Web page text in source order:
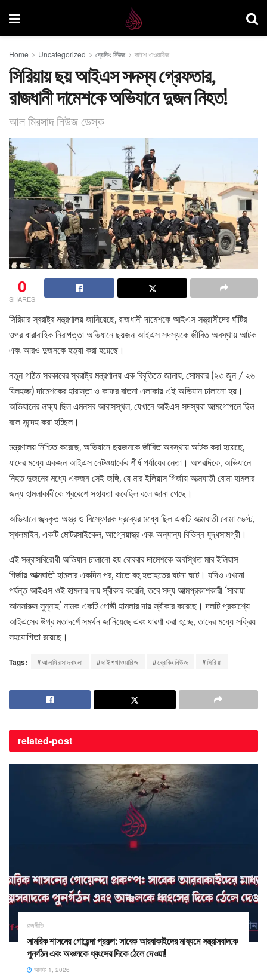
Home Uncategorized ব্রেকিং নিউজ দাঈশ খাওয়ারিজ
সিরিয়ায় ছয় আইএস সদস্য গ্রেফতার,
রাজধানী দামেশকে অভিযানে দুজন নিহত!
আল মিরসাদ নিউজ ডেস্ক
0
SHARES
সিরিয়ার স্বরাষ্ট্র মন্ত্রণালয় জানিয়েছে, রাজধানী দামেশকে আইএস সন্ত্রাসীদের ঘাঁটির
ওপর ধারাবাহিক নিরাপত্তা অভিযানে ছয়জন আইএস সদস্যকে জীবিত অবস্থায় আটক
এবং আরও দুজনকে হত্যা করা হয়েছে।
নতুন গঠিত সরকারের স্বরাষ্ট্র মন্ত্রণালয় এক বিবৃতিতে জানায়, সোমবার (২৩ জুন / ২৬
যিলহজ্জ) দামেশকের হারাস্তা ও কাফর বাতনা এলাকায় এই অভিযান চালানো হয়।
অভিযানের লক্ষ্য ছিল এমনসব আবাসস্থল, যেখানে আইএস সদস্যরা আত্মগোপনে ছিল
বলে সন্দেহ করা হচ্ছিল।
মন্ত্রণালয় নিশ্চিত করেছে, অভিযানে ছয়জনকে জীবিত অবস্থায় আটক করা হয়েছে,
যাদের মধ্যে একজন আইএস নেটওয়ার্কের শীর্ষ পর্যায়ের নেতা। অপরদিকে, অভিযানে
নিহত দুজনের মধ্যে একজন সেই জঙ্গি, যে মার ইলিয়াস গির্জায় আত্মঘাতী বোমা হামলার
জন্য হামলাকারীকে প্রবেশে সহায়তা করেছিল বলে জানা গেছে।
অভিযানে জব্দকৃত অস্ত্র ও বিস্ফোরক দ্রব্যের মধ্যে ছিল একটি আত্মঘাতী বোমা ভেস্ট,
স্থলমাইন, একটি মোটরসাইকেল, আগ্নেয়াস্ত্র এবং অন্যান্য বিভিন্ন যুদ্ধসামগ্রী।
এই সন্ত্রাসবিরোধী অভিযান চালানো হয় রোববার দামেশকে অবস্থিত মার ইলিয়াস
গির্জায় আত্মঘাতী হামলার একদিন পর, যাতে বহু হতাহতের ঘটনা ঘটে। যদিও এখনো
পর্যন্ত আইএস ওই হামলার দায় স্বীকার করেনি, তবে সদ্য আত্মপ্রকাশকারী ‘সারায়া
আনসারুস সুন্নাহ’ নামক একটি গোষ্ঠী হামলার দায় স্বীকার করেছে। দলটি প্রকাশ্যে
আইএসের উগ্র মতাদর্শে সমর্থন জানিয়েছে এবং ধারণা করা হচ্ছে, তাদের মধ্যে সক্রিয়
সহযোগিতা রয়েছে।
Tags: #আলমিরসাদবাংলা #দাঈশখাওয়ারিজ #ব্রেকিংনিউজ #সিরিয়া
related-post
রাজনীতি
সামরিক শাসনের গোয়েন্দা প্রকল্প: সাবেক আরবাকাইদের মাধ্যমে সন্ত্রাসবাদকে
পুনর্গঠন এবং অঞ্চলকে ধ্বংসের দিকে ঠেলে দেওয়া!
আগস্ট 1, 2026